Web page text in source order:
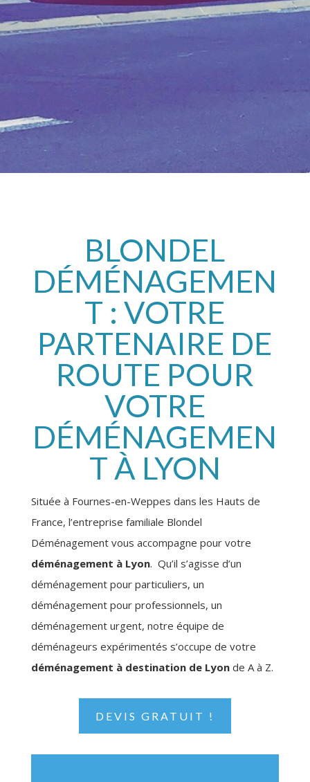
BLONDEL
DÉMÉNAGEMEN
T : VOTRE
PARTENAIRE DE
ROUTE POUR
VOTRE
DÉMÉNAGEMEN
T À LYON
Située à Fournes-en-Weppes dans les Hauts de
France, l’entreprise familiale Blondel
Déménagement vous accompagne pour votre
déménagement à Lyon. Qu’il s’agisse d’un
déménagement pour particuliers, un
déménagement pour professionnels, un
déménagement urgent, notre équipe de
déménageurs expérimentés s’occupe de votre
déménagement à destination de Lyonde A à Z.
DEVIS GRATUIT !